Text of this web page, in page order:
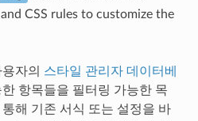
CSS rules to customize the
자의 스타일 관리자 데이터베
항목들을 필터링 가능한 목
해 기존 서식 또는 설정을 바